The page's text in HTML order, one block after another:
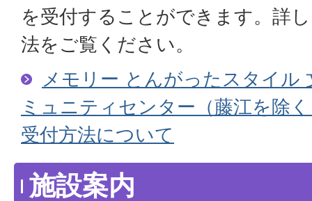
を受付することができます。詳
法をご覧ください。
メモリー とんがったスタイル
ミュニティセンター（藤江を除
受付方法について
施設案内